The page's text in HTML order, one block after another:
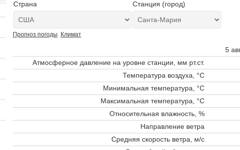
Страна Станция (город)
Прогноз погоды Климат
5
Атмосферное давление на уровне станции, мм рт.ст.
Температура воздуха, °C
Минимальная температура, °C
Максимальная температура, °C
Относительная влажность, %
Направление ветра
Средняя скорость ветра, м/с